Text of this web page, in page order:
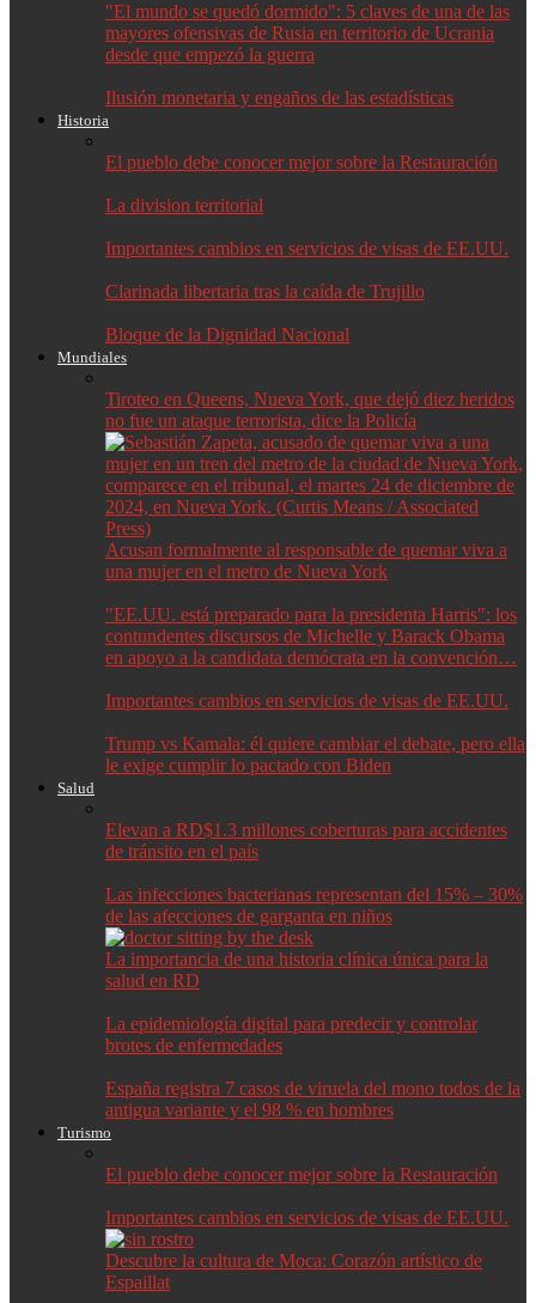
"El mundo se quedó dormido": 5 claves de una de las
mayores ofensivas de Rusia en territorio de Ucrania
desde que empezó la guerra
Ilusión monetaria y engaños de las estadísticas
Historia
El pueblo debe conocer mejor sobre la Restauración
La division territorial
Importantes cambios en servicios de visas de EE.UU.
Clarinada libertaria tras la caída de Trujillo
Bloque de la Dignidad Nacional
Mundiales
Tiroteo en Queens, Nueva York, que dejó diez heridos
no fue un ataque terrorista, dice la Policía
Acusan formalmente al responsable de quemar viva a
una mujer en el metro de Nueva York
"EE.UU. está preparado para la presidenta Harris": los
contundentes discursos de Michelle y Barack Obama
en apoyo a la candidata demócrata en la convención…
Importantes cambios en servicios de visas de EE.UU.
Trump vs Kamala: él quiere cambiar el debate, pero ella
le exige cumplir lo pactado con Biden
Salud
Elevan a RD$1.3 millones coberturas para accidentes
de tránsito en el país
Las infecciones bacterianas representan del 15% – 30%
de las afecciones de garganta en niños
La importancia de una historia clínica única para la
salud en RD
La epidemiología digital para predecir y controlar
brotes de enfermedades
España registra 7 casos de viruela del mono todos de la
antigua variante y el 98 % en hombres
Turismo
El pueblo debe conocer mejor sobre la Restauración
Importantes cambios en servicios de visas de EE.UU.
Descubre la cultura de Moca: Corazón artístico de
Espaillat